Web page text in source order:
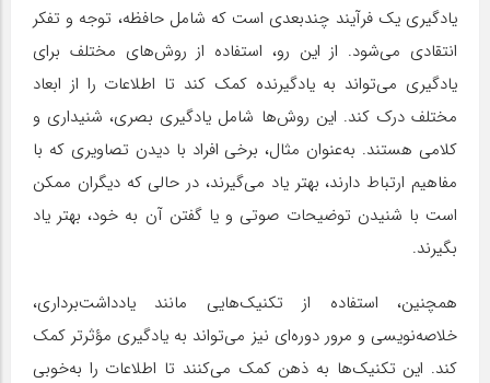
یادگیری یک فرآیند چندبعدی است که شامل حافظه، توجه و تفکر
انتقادی می‌شود. از این رو، استفاده از روش‌های مختلف برای
یادگیری می‌تواند به یادگیرنده کمک کند تا اطلاعات را از ابعاد
مختلف درک کند. این روش‌ها شامل یادگیری بصری، شنیداری و
کلامی هستند. به‌عنوان مثال، برخی افراد با دیدن تصاویری که با
مفاهیم ارتباط دارند، بهتر یاد می‌گیرند، در حالی که دیگران ممکن
است با شنیدن توضیحات صوتی و یا گفتن آن به خود، بهتر یاد
بگیرند.
همچنین، استفاده از تکنیک‌هایی مانند یادداشت‌برداری،
خلاصه‌نویسی و مرور دوره‌ای نیز می‌تواند به یادگیری مؤثرتر کمک
کند. این تکنیک‌ها به ذهن کمک می‌کنند تا اطلاعات را به‌خوبی